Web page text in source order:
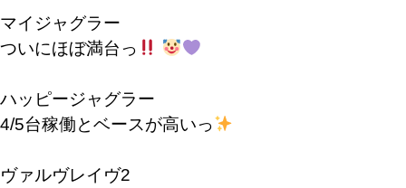
マイジャグラー
ついにほぼ満台っ
ハッピージャグラー
4/5台稼働とベースが高いっ
ヴァルヴレイヴ2